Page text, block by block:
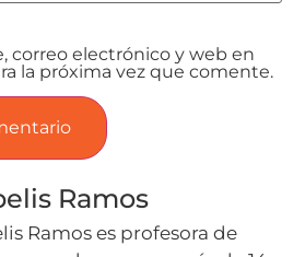
correo electrónico y web en
la próxima vez que comente.
Ramos
Ramos es profesora de